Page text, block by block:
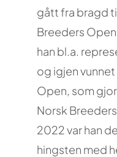
gått fra bragd
Breeders
han bl.a.
og igjen
Open, som
Norsk
2022 var han
hingsten med